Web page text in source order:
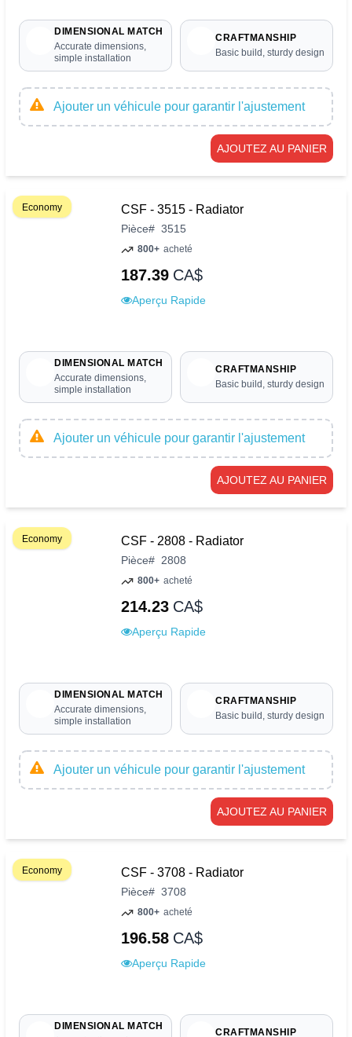
DIMENSIONAL MATCH
Accurate dimensions,
simple installation
CRAFTMANSHIP
Basic build, sturdy design
Ajouter un véhicule pour garantir l'ajustement
AJOUTEZ AU PANIER
Economy CSF - 3515 - Radiator
Pièce# 3515
800+ acheté
187.39 CA$
Aperçu Rapide
DIMENSIONAL MATCH
Accurate dimensions,
simple installation
CRAFTMANSHIP
Basic build, sturdy design
Ajouter un véhicule pour garantir l'ajustement
AJOUTEZ AU PANIER
Economy CSF - 2808 - Radiator
Pièce# 2808
800+ acheté
214.23 CA$
Aperçu Rapide
DIMENSIONAL MATCH
Accurate dimensions,
simple installation
CRAFTMANSHIP
Basic build, sturdy design
Ajouter un véhicule pour garantir l'ajustement
AJOUTEZ AU PANIER
Economy CSF - 3708 - Radiator
Pièce# 3708
800+ acheté
196.58 CA$
Aperçu Rapide
DIMENSIONAL MATCH
CRAFTMANSHIP